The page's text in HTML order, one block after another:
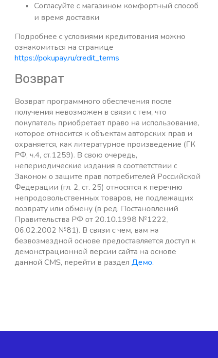
Согласуйте с магазином комфортный способ
и время доставки
Подробнее с условиями кредитования можно
ознакомиться на странице
https://pokupay.ru/credit_terms
Возврат
Возврат программного обеспечения после
получения невозможен в связи с тем, что
покупатель приобретает право на использование,
которое относится к объектам авторских прав и
охраняется, как литературное произведение (ГК
РФ, ч.4, ст.1259). В свою очередь,
непериодические издания в соответствии с
Законом о защите прав потребителей Российской
Федерации (гл. 2, ст. 25) относятся к перечню
непродовольственных товаров, не подлежащих
возврату или обмену (в ред. Постановлений
Правительства РФ от 20.10.1998 №1222,
06.02.2002 №81). В связи с чем, вам на
безвозмездной основе предоставляется доступ к
демонстрационной версии сайта на основе
данной CMS, перейти в раздел Демо.